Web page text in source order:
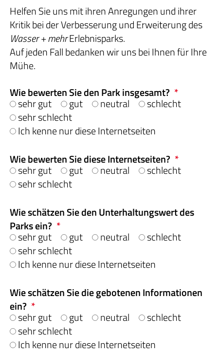
Helfen Sie uns mit ihren Anregungen und ihrer
Kritik bei der Verbesserung und Erweiterung des
Wasser + mehrErlebnisparks.
Auf jeden Fall bedanken wir uns bei Ihnen für Ihre
Mühe.
Wie bewerten Sie den Park insgesamt? *
sehr gut gut neutral
schlecht
sehr schlecht
Ich kenne nur diese Internetseiten
Wie bewerten Sie diese Internetseiten? *
sehr gut gut neutral
schlecht
sehr schlecht
Wie schätzen Sie den Unterhaltungswert des
Parks ein? *
sehr gut gut neutral
schlecht
sehr schlecht
Ich kenne nur diese Internetseiten
Wie schätzen Sie die gebotenen Informationen
ein? *
sehr gut gut neutral
schlecht
sehr schlecht
Ich kenne nur diese Internetseiten